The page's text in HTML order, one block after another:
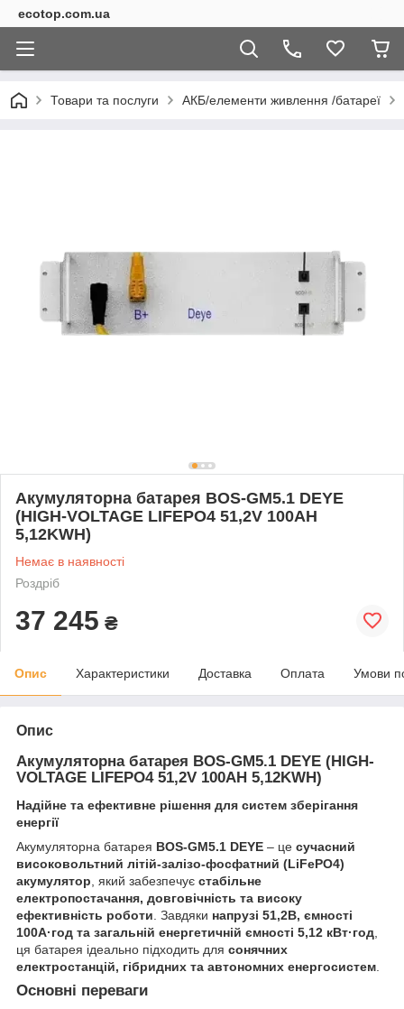
ecotop.com.ua
Товари та послуги АКБ/елементи живлення /батареї
Акумуляторна батарея BOS-GM5.1 DEYE
(HIGH-VOLTAGE LIFEPO4 51,2V 100AH ​​
5,12KWH)
Немає в наявності
Роздріб
37 245 ₴
Опис Характеристики Доставка Оплата Умови
Опис
Акумуляторна батарея BOS-GM5.1 DEYE (HIGH-
VOLTAGE LIFEPO4 51,2V 100AH 5,12KWH)
Надійне та ефективне рішення для систем зберігання
енергії
Акумуляторна батарея BOS-GM5.1 DEYE – це сучасний
високовольтний літій-залізо-фосфатний (LiFePO4)
акумулятор , який забезпечує стабільне
електропостачання, довговічність та високу
ефективність роботи . Завдяки напрузі 51,2В, ємності
100А·год та загальній енергетичній ємності 5,12 кВт·год
ця батарея ідеально підходить для сонячних
електростанцій, гібридних та автономних енергосистем
Основні переваги